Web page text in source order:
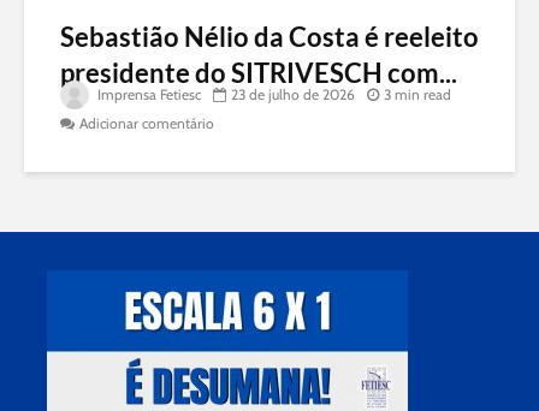
Sebastião Nélio da Costa é reeleito
presidente do SITRIVESCH com...
Imprensa Fetiesc 23 de julho de 2026
3 min read
Adicionar comentário